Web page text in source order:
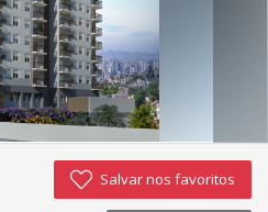
Salvar nos favoritos